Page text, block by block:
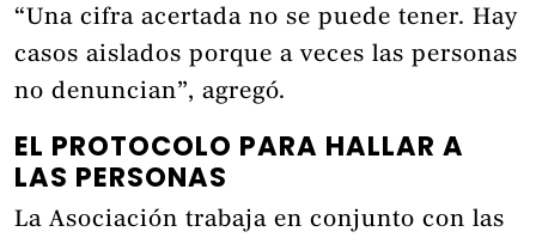
“Una cifra acertada no se puede tener. Hay
casos aislados porque a veces las personas
no denuncian”, agregó.
EL PROTOCOLO PARA HALLAR A
LAS PERSONAS
La Asociación trabaja en conjunto con las